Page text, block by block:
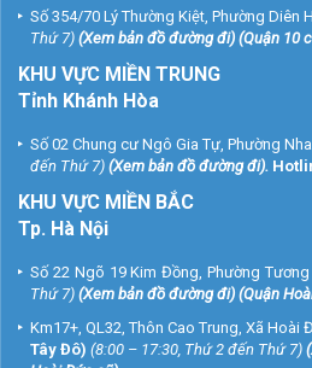
Số 354/70 Lý Thường Kiệt, Phường Diên
Thứ 7) (Xem bản đồ đường đi) (Quận 10
KHU VỰC MIỀN TRUNG
Tỉnh Khánh Hòa
Số 02 Chung cư Ngô Gia Tự, Phường
đến Thứ 7) (Xem bản đồ đường đi).
KHU VỰC MIỀN BẮC
Tp. Hà Nội
Số 22 Ngõ 19 Kim Đồng, Phường
Thứ 7) (Xem bản đồ đường đi) (Quận
Km17+, QL32, Thôn Cao Trung, Xã Hoài
Tây Đô) (8:00 – 17:30, Thứ 2 đến Thứ 7) (